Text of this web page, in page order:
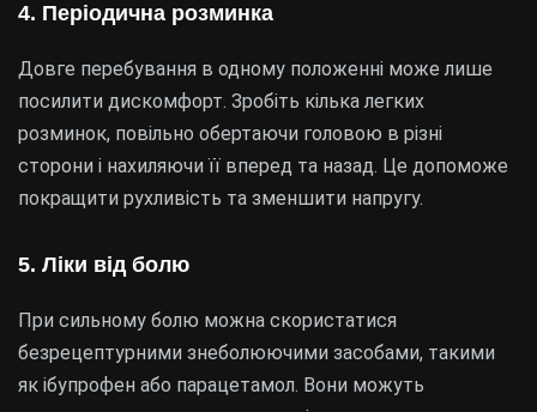
4. Періодична розминка
Довге перебування в одному положенні може лише
посилити дискомфорт. Зробіть кілька легких
розминок, повільно обертаючи головою в різні
сторони і нахиляючи її вперед та назад. Це допоможе
покращити рухливість та зменшити напругу.
5. Ліки від болю
При сильному болю можна скористатися
безрецептурними знеболюючими засобами, такими
як ібупрофен або парацетамол. Вони можуть